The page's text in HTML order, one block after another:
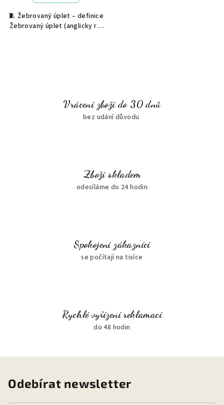
Vrácení zboží do 30 dnů
bez udání důvodu
Zboží skladem
odesíláme do 24 hodin
Spokojení zákazníci
se počítají na tisíce
Rychlé vyřízení reklamací
do 48 hodin
🧵 Žebrovaný úplet – definice
Žebrovaný úplet (anglicky rib
Odebírat newsletter